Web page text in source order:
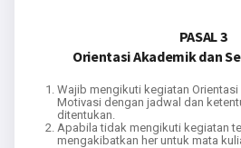
PASAL 3
Orientasi Akademik dan
Wajib mengikuti kegiatan
Motivasi dengan jadwal dan
ditentukan.
Apabila tidak mengikuti kegiatan
mengakibatkan her untuk mata